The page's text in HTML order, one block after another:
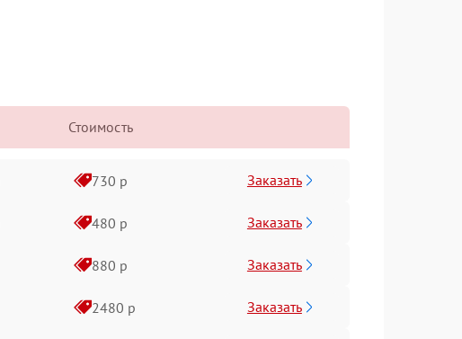
Стоимость
730 р Заказать
480 р Заказать
880 р Заказать
2480 р Заказать